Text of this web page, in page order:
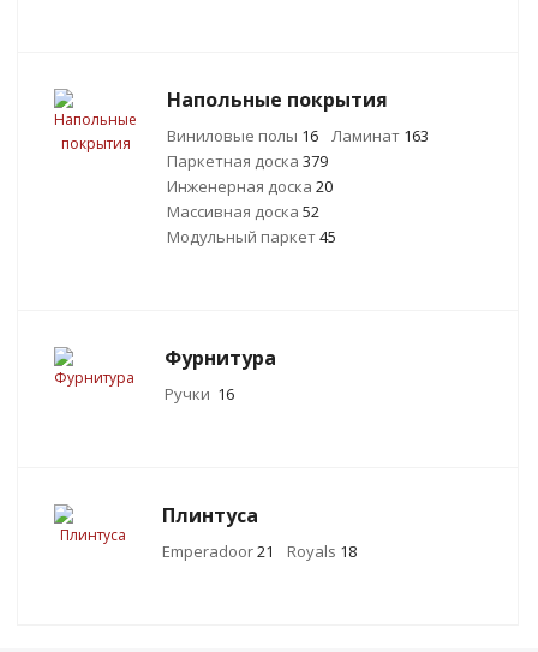
Напольные покрытия
Виниловые полы 16 Ламинат 163
Паркетная доска 379
Инженерная доска 20
Массивная доска 52
Модульный паркет45
Фурнитура
Ручки 16
Плинтуса
Emperadoor21 Royals 18